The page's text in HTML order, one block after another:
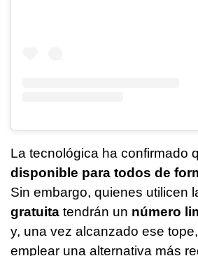
La tecnológica ha confirmado
disponible para todos de
Sin embargo, quienes utilicen
gratuita tendrán un número
y, una vez alcanzado ese
emplear una alternativa más